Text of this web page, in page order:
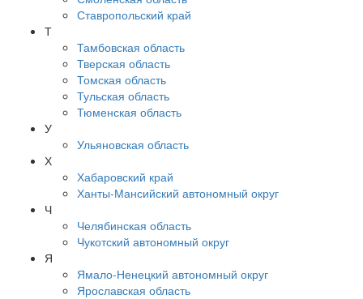
Ставропольский край
Т
Тамбовская область
Тверская область
Томская область
Тульская область
Тюменская область
У
Ульяновская область
Х
Хабаровский край
Ханты-Мансийский автономный округ
Ч
Челябинская область
Чукотский автономный округ
Я
Ямало-Ненецкий автономный округ
Ярославская область